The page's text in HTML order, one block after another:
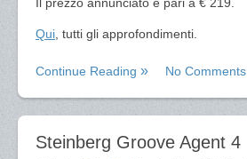
Qui , tutti gli approfondimenti.
Continue Reading No Comments
Steinberg Groove Agent 4